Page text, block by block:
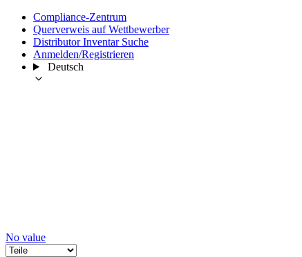
Compliance-Zentrum
Querverweis auf Wettbewerber
Distributor Inventar Suche
Anmelden/Registrieren
Deutsch
No value